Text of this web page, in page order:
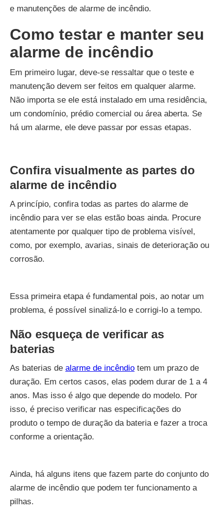
e manutenções de alarme de incêndio.
Como testar e manter seu
alarme de incêndio
Em primeiro lugar, deve-se ressaltar que o teste e
manutenção devem ser feitos em qualquer alarme.
Não importa se ele está instalado em uma residência,
um condomínio, prédio comercial ou área aberta. Se
há um alarme, ele deve passar por essas etapas.
Confira visualmente as partes do
alarme de incêndio
A princípio, confira todas as partes do alarme de
incêndio para ver se elas estão boas ainda. Procure
atentamente por qualquer tipo de problema visível,
como, por exemplo, avarias, sinais de deterioração ou
corrosão.
Essa primeira etapa é fundamental pois, ao notar um
problema, é possível sinalizá-lo e corrigi-lo a tempo.
Não esqueça de verificar as
baterias
As baterias de alarme de incêndio tem um prazo de
duração. Em certos casos, elas podem durar de 1 a 4
anos. Mas isso é algo que depende do modelo. Por
isso, é preciso verificar nas especificações do
produto o tempo de duração da bateria e fazer a troca
conforme a orientação.
Ainda, há alguns itens que fazem parte do conjunto do
alarme de incêndio que podem ter funcionamento a
pilhas.